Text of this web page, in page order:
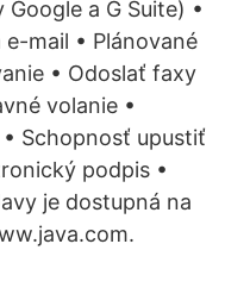
a G Suite) •
mail • Plánované
• Odoslať faxy
volanie •
Schopnosť upustiť
podpis •
je dostupná na